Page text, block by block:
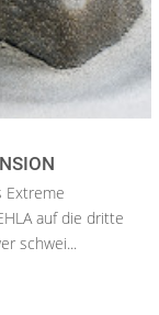
Extreme
auf die dritte
schwei...